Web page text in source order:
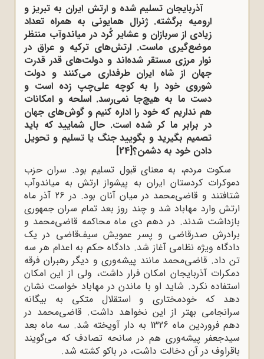
آذربایجان تسلیم شده و ارتش ایران به تبریز و
ارومیه برگشته. ژنرال همایونی به همراه تعداد
زیادی از سربازان و عشایر کُرد در میاندوآب منتظر
موضع‌گیری ماست. ارتش‌های ترکیه و عراق در
نوار مرزی مستقر شده‌اند و دولت‌های قدر قدرت
جهان از شاه ایران طرفداری می‌کنند و دولت
شوروی خود را به کوچه علی‌چپ زده است و
دست ما به هیچ‌جا نمی‌رسد. اسلحه و امکانات
هم نداریم که خود را اداره کنیم و گوش‌های جهان
در برابر ما کر شده است. حال شمایید که باید
تصمیم بگیرید و بگویید جنگ یا تسلیم و تحویل
دادن خود به دشمن؟[24]
سکوت مردم، به معنای قبول تسلیم بود. سران حزب
دموکرات کردستان ایران به پیشواز ارتش به میاندوآب
شتافتند و قاضی‌محمد در میان آنان بود. در 26 آذر ماه
ارتش وارد مهاباد شد و چند روز بعد تمام سران جمهوری
بازداشت شدند. در دهم دی ماه محاکمه قاضی‌محمد و
برادرش صدرقاضی و پسر عمویش سیف‌قاضی در یک
دادگاه ویژه نظامی آغاز شد. دادگاه حکم به اعدام هر سه
تن داد. قاضی‌محمد مانند پیشه‌وری و دیگر رهبران فرقه
دمکرات آذربایجان امکان فرار داشت، ولی از این امکان
استفاده نکرد. شاید او با ماندن در مهاباد خواست نشان
دهد که خودمختاری و استقلال متکی به بیگانه
سرانجامی بهتر از این نخواهد داشت. قاضی‌محمد در
دهم فروردین ماه 1326 به دار آویخته شد. سه ماه بعد
سیدجعفر پیشه‌وری هم در سانحه تصادف که می‌گویند
باقراوف در آن دخالت داشت، در باکو کشته شد.